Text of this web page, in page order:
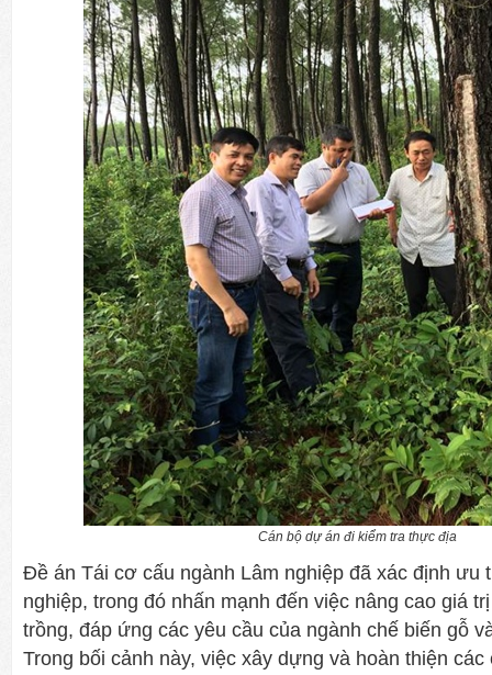
Cán bộ dự án đi kiểm tra thực địa
Đề án Tái cơ cấu ngành Lâm nghiệp đã xác định ưu
nghiệp, trong đó nhấn mạnh đến việc nâng cao giá
trồng, đáp ứng các yêu cầu của ngành chế biến gỗ
Trong bối cảnh này, việc xây dựng và hoàn thiện